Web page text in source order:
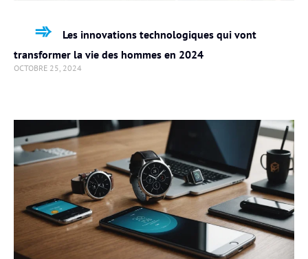
Les innovations technologiques qui vont
transformer la vie des hommes en 2024
OCTOBRE 25, 2024